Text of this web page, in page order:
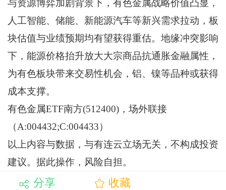
与资源博弈加剧背景下，有色金属战略价值凸显，
人工智能、储能、新能源汽车等新兴需求拉动，板
块估值与业绩预期均有望获得重估。地缘冲突影响
下，能源价格抬升放大大宗商品抗通胀金融属性，
为有色板块带来交易性机会，铝、镍等品种或获得
成本支撑。
有色金属ETF南方(512400)，场外联接
（A:004432;C:004433）
以上内容与数据，与有连云立场无关，不构成投资
建议。据此操作，风险自担。
分享 收藏